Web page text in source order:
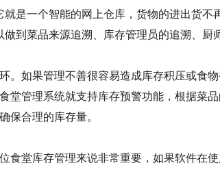
是一个智能的网上仓库，货物的进出货
到菜品来源追溯、库存管理员的追溯、厨
。如果管理不善很容易造成库存积压或食
堂管理系统就支持库存预警功能，根据菜
保合理的库存量。
食堂库存管理来说非常重要，如果软件在